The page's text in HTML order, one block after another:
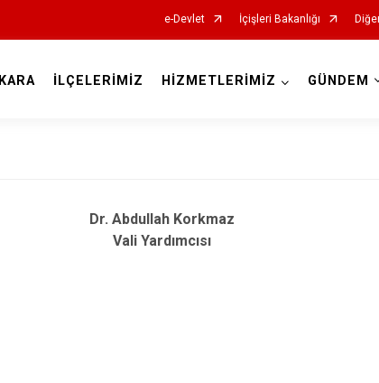
e-Devlet İçişleri Bakanlığı
İLÇELERİMİZ HİZMETLERİMİZ GÜNDEM
Dr. Abdullah Korkmaz
Vali Yardımcısı